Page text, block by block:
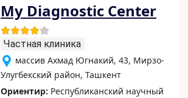
My Diagnostic Center
Частная клиника
массив Ахмад Югнакий, 43, Мирзо-
Улугбекский район, Ташкент
Ориентир: Республиканский научный